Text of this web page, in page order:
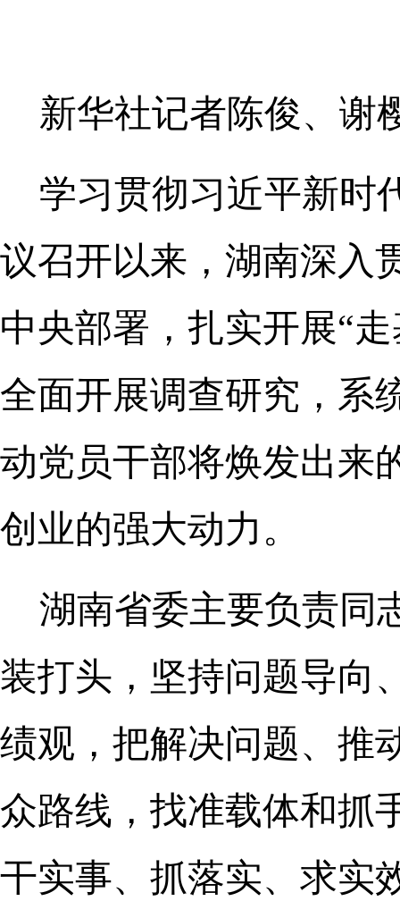
新华社记者陈俊、谢
学习贯彻习近平新时
议召开以来，湖南深入
中央部署，扎实开展“
全面开展调查研究，系
动党员干部将焕发出来
创业的强大动力。
湖南省委主要负责同
装打头，坚持问题导向
绩观，把解决问题、推
众路线，找准载体和抓
干实事、抓落实、求实